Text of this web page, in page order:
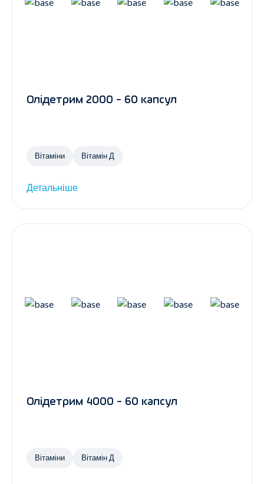
Олідетрим 2000 - 60 капсул
Вітаміни Вітамін Д
Детальніше
Олідетрим 4000 - 60 капсул
Вітаміни Вітамін Д